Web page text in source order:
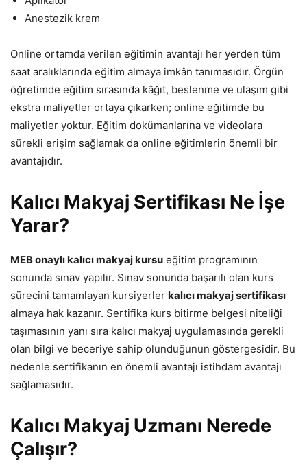
Anestezik krem
Online ortamda verilen eğitimin avantajı her yerden tüm
saat aralıklarında eğitim almaya imkân tanımasıdır. Örgün
öğretimde eğitim sırasında kâğıt, beslenme ve ulaşım gibi
ekstra maliyetler ortaya çıkarken; online eğitimde bu
maliyetler yoktur. Eğitim dokümanlarına ve videolara
sürekli erişim sağlamak da online eğitimlerin önemli bir
avantajıdır.
Kalıcı Makyaj Sertifikası Ne İşe
Yarar?
MEB onaylı kalıcı makyaj kursu eğitim programının
sonunda sınav yapılır. Sınav sonunda başarılı olan kurs
sürecini tamamlayan kursiyerler kalıcı makyaj sertifikası
almaya hak kazanır. Sertifika kurs bitirme belgesi niteliği
taşımasının yanı sıra kalıcı makyaj uygulamasında gerekli
olan bilgi ve beceriye sahip olunduğunun göstergesidir. Bu
nedenle sertifikanın en önemli avantajı istihdam avantajı
sağlamasıdır.
Kalıcı Makyaj Uzmanı Nerede
Çalışır?